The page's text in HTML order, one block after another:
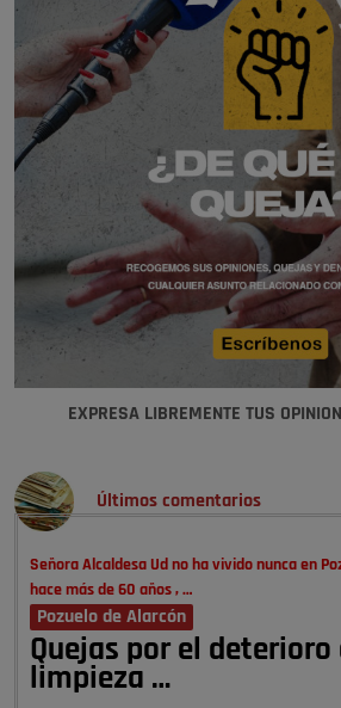
EXPRESA LIBREMENTE TUS
Últimos comentarios
Señora Alcaldesa Ud no ha vivido nunca en
hace más de 60 años , …
Pozuelo de Alarcón
Quejas por el deterioro
limpieza …